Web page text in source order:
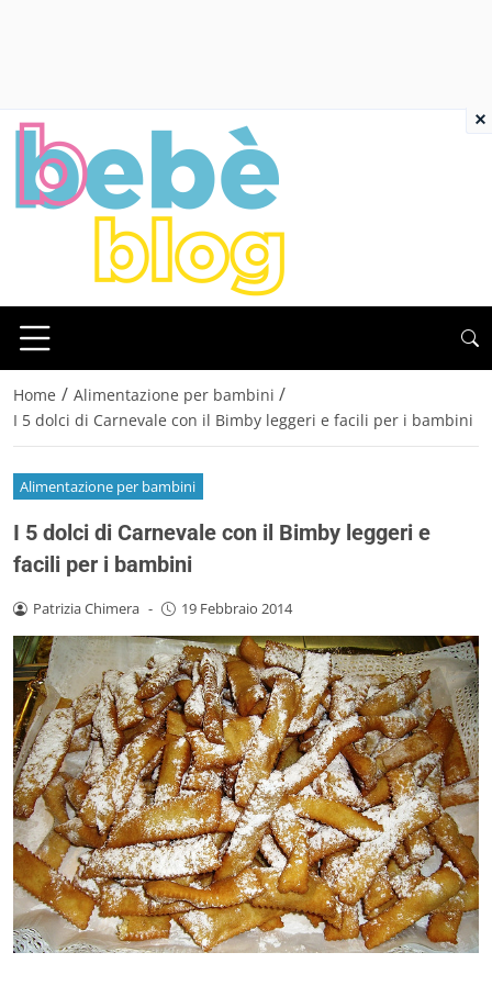
Home / Alimentazione per bambini /
I 5 dolci di Carnevale con il Bimby leggeri e facili per i bambini
Alimentazione per bambini
I 5 dolci di Carnevale con il Bimby leggeri e
facili per i bambini
Patrizia Chimera - 19 Febbraio 2014
×